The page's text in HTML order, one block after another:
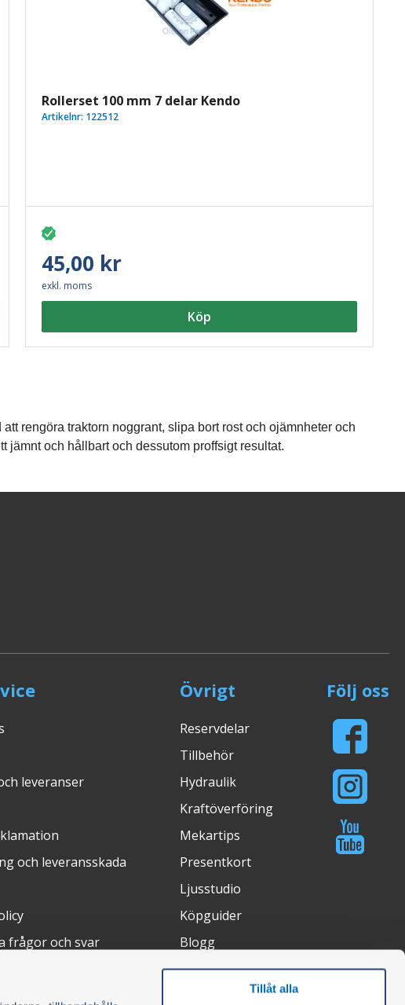
Tillåt alla
Rollerset 100 mm 7 delar Kendo
Artikelnr: 122512
45,00 kr
exkl. moms
Köp
rengöra traktorn noggrant, slipa bort rost och ojämnheter och
jämnt och hållbart och dessutom proffsigt resultat.
leveranser
och leveransskada
frågor och svar
Övrigt
Reservdelar
Tillbehör
Hydraulik
Kraftöverföring
Mekartips
Presentkort
Ljusstudio
Köpguider
Blogg
Följ oss
Certifikat